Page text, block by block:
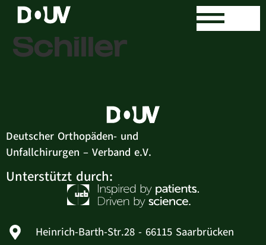
Thomas
Schiller
Deutscher Orthopäden- und
Unfallchirurgen – Verband e.V.
Unterstützt durch:
Heinrich-Barth-Str.28 - 66115 Saarbrücken